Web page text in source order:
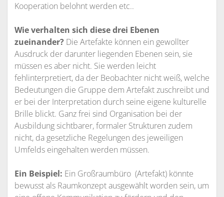
Kooperation belohnt werden etc..
Wie verhalten sich diesedrei Ebenen
zueinander?Die Artefakte können ein gewollter
Ausdruck der darunter liegenden Ebenen sein, sie
müssen es aber nicht. Sie werden leicht
fehlinterpretiert, da der Beobachter nicht weiß, welche
Bedeutungen die Gruppe dem Artefakt zuschreibt und
er bei der Interpretation durch seine eigene kulturelle
Brille blickt. Ganz frei sind Organisation bei der
Ausbildung sichtbarer, formaler Strukturen zudem
nicht, da gesetzliche Regelungen des jeweiligen
Umfelds eingehalten werden müssen.
Ein Beispiel: Ein Großraumbüro (Artefakt) könnte
bewusst als Raumkonzept ausgewählt worden sein, um